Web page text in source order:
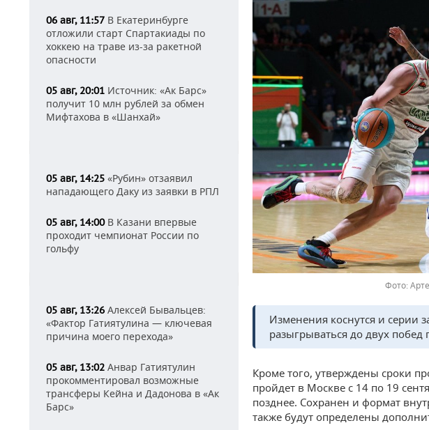
06 авг, 11:57 В Екатеринбурге
отложили старт Спартакиады по
хоккею на траве из-за ракетной
опасности
05 авг, 20:01 Источник: «Ак Барс»
получит 10 млн рублей за обмен
Мифтахова в «Шанхай»
05 авг, 14:25 «Рубин» отзаявил
нападающего Даку из заявки в РПЛ
05 авг, 14:00В Казани впервые
проходит чемпионат России по
гольфу
05 авг, 13:26 Алексей Бывальцев:
«Фактор Гатиятулина — ключевая
причина моего перехода»
05 авг, 13:02 Анвар Гатиятулин
прокомментировал возможные
трансферы Кейна и Дадонова в «Ак
Барс»
Изменения коснутся и серии
разыгрываться до двух побед
Кроме того, утверждены сроки
пройдет в Москве с 14 по 19
позднее. Сохранен и формат
также будут определены